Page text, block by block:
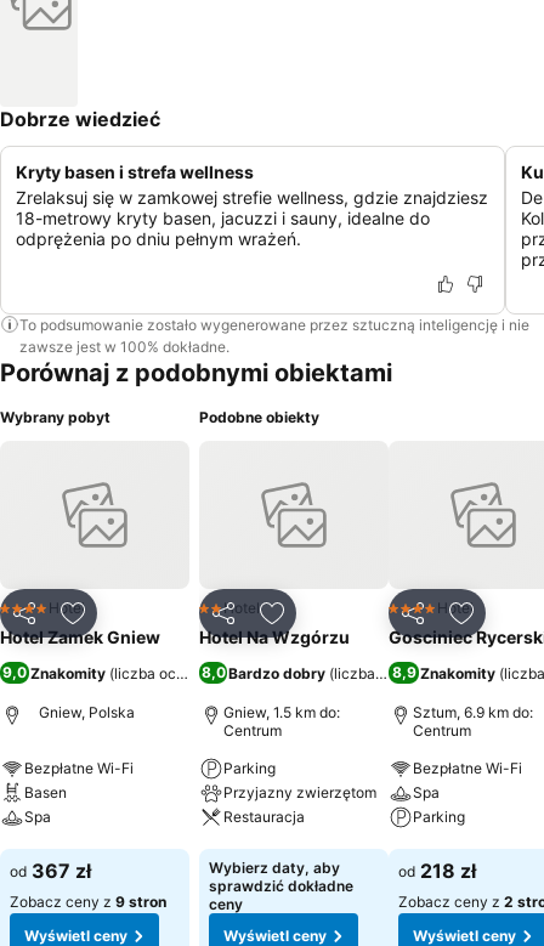
Dobrze wiedzieć
Kryty basen i strefa wellness
Zrelaksuj się w zamkowej strefie wellness, gdzie znajdziesz
18-metrowy kryty basen, jacuzzi i sauny, idealne do
odprężenia po dniu pełnym wrażeń.
To podsumowanie zostało wygenerowane przez sztuczną inteligencję i nie
zawsze jest w 100% dokładne.
Porównaj z podobnymi obiektami
Wybrany pobyt
UdostępnijDodaj do ulubionych
4 Kategoria
Hotel
Hotel Zamek Gniew
9,0 Znakomity (liczba ocen: 8793)
Gniew, Polska
Bezpłatne Wi-Fi
Basen
Spa
Wyświetl ceny
od 367 zł
Zobacz ceny z 9 stron
Wyświetl ceny
Podobne obiekty
UdostępnijDodaj do ulubionych
2 Kategoria
Hotel
Hotel Na Wzgórzu
8,0Bardzo dobry (liczba ocen: 446)
Gniew, 1.5 km do:
Centrum
Parking
Przyjazny zwierzętom
Restauracja
Wyświetl ceny
Wybierz daty, aby
sprawdzić dokładne
ceny
Wyświetl ceny
UdostępnijDodaj
4 Kategoria
Hotel
Gosciniec
8,9 Znakomity (
Sztum, 6.9 km do:
Centrum
Bezpłatne Wi-Fi
Spa
Parking
Wyświetl ceny
od 218 zł
Zobacz ceny z 2
Wyświetl ceny